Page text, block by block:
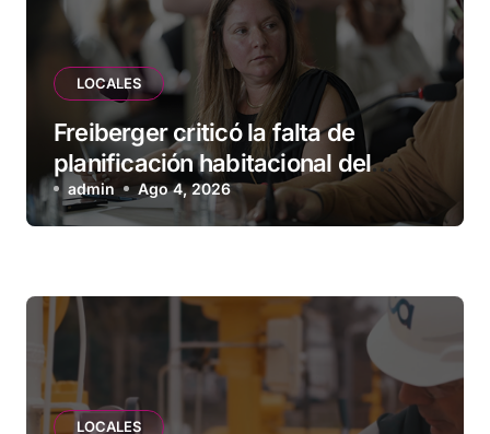
LOCALES
Freiberger criticó la falta de
planificación habitacional del
Municipio: “Vuoto deja afuera a
vecinos que llevan más de 20 años
admin Ago 4, 2026
LOCALES